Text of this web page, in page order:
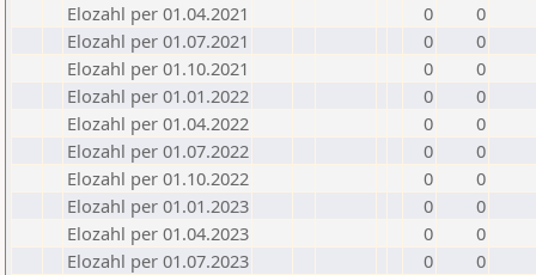
Elozahl per 01.04.2021
0
0
Elozahl per 01.07.2021
0
0
Elozahl per 01.10.2021
0
0
Elozahl per 01.01.2022
0
0
Elozahl per 01.04.2022
0
0
Elozahl per 01.07.2022
0
0
Elozahl per 01.10.2022
0
0
Elozahl per 01.01.2023
0
0
Elozahl per 01.04.2023
0
0
Elozahl per 01.07.2023
0
0